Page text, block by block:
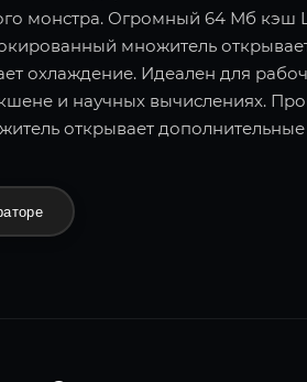
монстра. Огромный 64 Мб кэш
множитель
охлаждение. Идеален для
и научных вычислениях.
открывает